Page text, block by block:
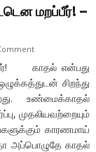
மறப்பீர்! –
காதல் என்பது
சிறந்து
உண்மைக்காதல்
முதலியவற்றையும்
காரணமாய்
அப்பொழுதே காதல்